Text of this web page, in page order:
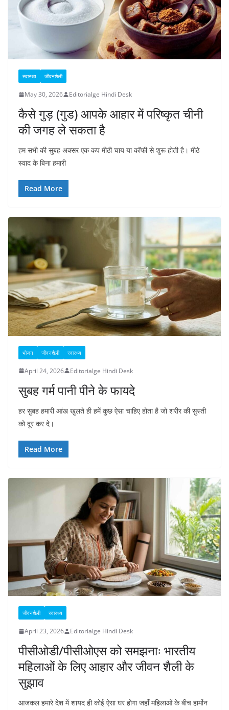
स्वास्थ्य जीवनशैली
May 30, 2026 Editorialge Hindi Desk
कैसे गुड़ (गुड) आपके आहार में परिष्कृत चीनी
की जगह ले सकता है
हम सभी की सुबह अक्सर एक कप मीठी चाय या कॉफी से शुरू होती है। मीठे
स्वाद के बिना हमारी
Read More
भोजन जीवनशैली स्वास्थ्य
April 24, 2026 Editorialge Hindi Desk
सुबह गर्म पानी पीने के फायदे
हर सुबह हमारी आंख खुलते ही हमें कुछ ऐसा चाहिए होता है जो शरीर की सुस्ती
को दूर कर दे।
Read More
जीवनशैली स्वास्थ्य
April 23, 2026 Editorialge Hindi Desk
पीसीओडी/पीसीओएस को समझनाः भारतीय
महिलाओं के लिए आहार और जीवन शैली के
सुझाव
आजकल हमारे देश में शायद ही कोई ऐसा घर होगा जहाँ महिलाओं के बीच हार्मोन